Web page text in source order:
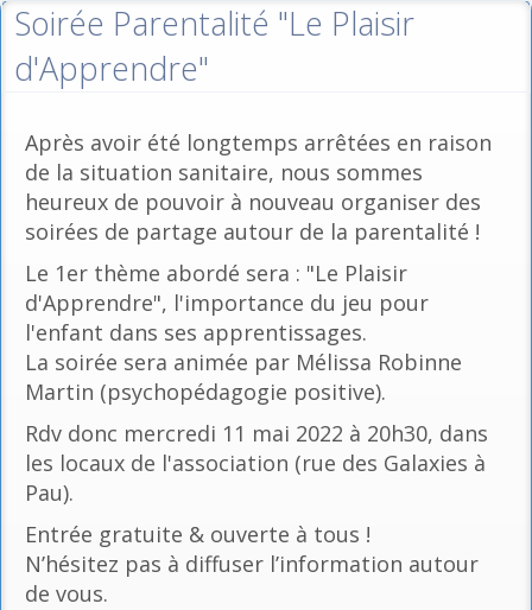
Soirée Parentalité "Le Plaisir
d'Apprendre"
Après avoir été longtemps arrêtées en raison
de la situation sanitaire, nous sommes
heureux de pouvoir à nouveau organiser des
soirées de partage autour de la parentalité !
Le 1er thème abordé sera : "Le Plaisir
d'Apprendre", l'importance du jeu pour
l'enfant dans ses apprentissages.
La soirée sera animée par Mélissa Robinne
Martin (psychopédagogie positive).
Rdv donc mercredi 11 mai 2022 à 20h30, dans
les locaux de l'association (rue des Galaxies à
Pau).
Entrée gratuite & ouverte à tous !
N’hésitez pas à diffuser l’information autour
de vous.